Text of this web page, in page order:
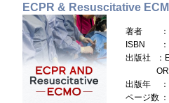
ECPR & Resuscitative
著者
ISBN
出版社
出版年
ページ数